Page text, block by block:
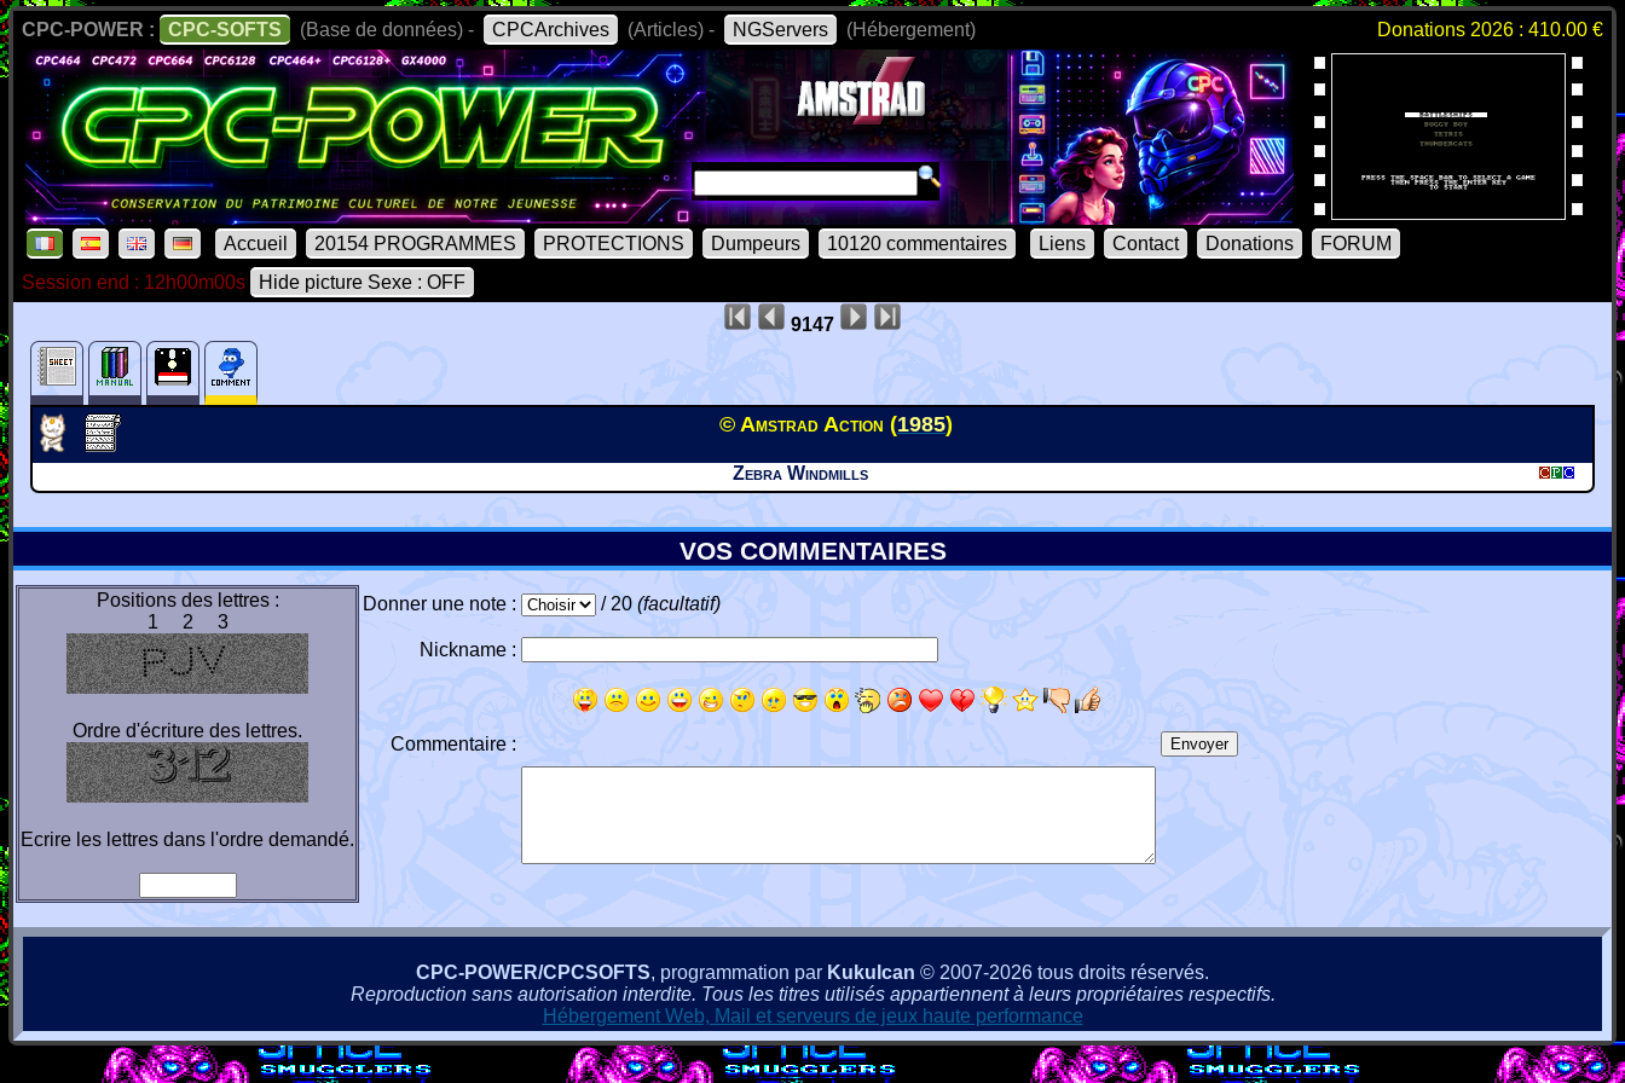
CPC-POWER : CPC-SOFTS (Base de données) - CPCArchives (Articles) - NGServers (Hébergement) Donations 2026 : 410.00 €
Accueil 20154 PROGRAMMES PROTECTIONS Dumpeurs 10120 commentaires Liens Contact Donations
FORUM
Session end : 12h00m00s
Hide picture Sexe : OFF
9147
© Amstrad Action (1985)
Zebra Windmills
VOS COMMENTAIRES
Positions des lettres :
1 2 3
Ordre d'écriture des lettres.
Ecrire les lettres dans l'ordre demandé.
Donner une note : / 20 (facultatif)
Nickname :
Commentaire :
CPC-POWER/CPCSOFTS, programmation par Kukulcan © 2007-2026 tous droits réservés.
Reproduction sans autorisation interdite. Tous les titres utilisés appartiennent à leurs propriétaires respectifs.
Hébergement Web, Mail et serveurs de jeux haute performance